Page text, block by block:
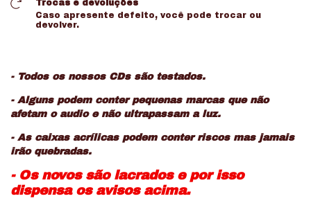
Trocas e devoluções
Caso apresente defeito, você pode trocar ou
devolver.
- Todos os nossos CDs são testados.
- Alguns podem conter pequenas marcas que não
afetam o audio e não ultrapassam a luz.
- As caixas acrílicas podem conter riscos mas jamais
irão quebradas.
- Os novos são lacrados e por isso
dispensa os avisos acima.